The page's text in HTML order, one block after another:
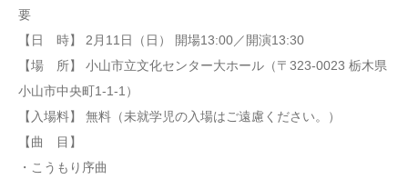
要
【日 時】 2月11日（日） 開場13:00／開演13:30
【場 所】 小山市立文化センター大ホール（〒323-0023 栃木県
小山市中央町1-1-1）
【入場料】 無料（未就学児の入場はご遠慮ください。）
【曲 目】
・こうもり序曲